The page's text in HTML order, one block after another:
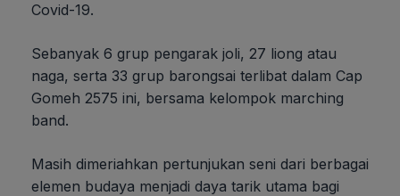
Covid-19.
Sebanyak 6 grup pengarak joli, 27 liong atau
naga, serta 33 grup barongsai terlibat dalam Cap
Gomeh 2575 ini, bersama kelompok marching
band.
Masih dimeriahkan pertunjukan seni dari berbagai
elemen budaya menjadi daya tarik utama bagi